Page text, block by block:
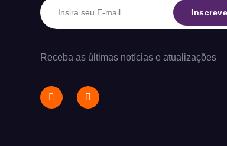
Receba as últimas notícias e atualizações